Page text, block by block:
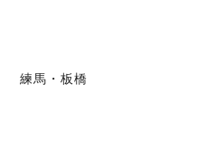
練馬・板橋